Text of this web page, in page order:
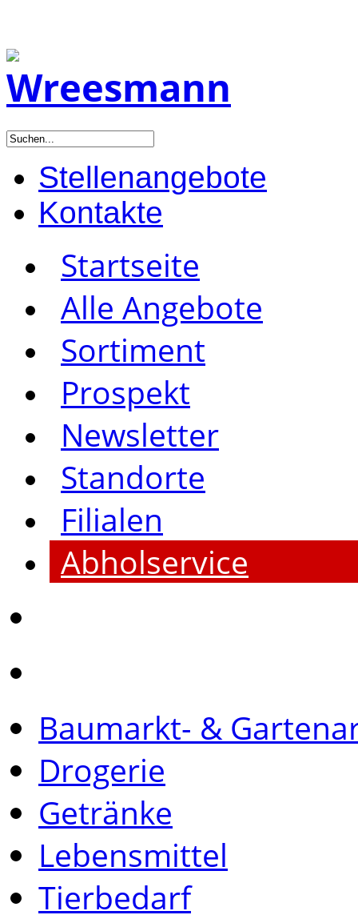
Stellenangebote
Kontakte
Startseite
Alle Angebote
Sortiment
Prospekt
Newsletter
Standorte
Filialen
Abholservice
Baumarkt- &
Drogerie
Getränke
Lebensmittel
Tierbedarf